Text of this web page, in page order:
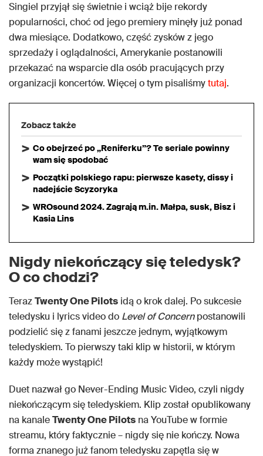
Singiel przyjął się świetnie i wciąż bije rekordy
popularności, choć od jego premiery minęły już ponad
dwa miesiące. Dodatkowo, część zysków z jego
sprzedaży i oglądalności, Amerykanie postanowili
przekazać na wsparcie dla osób pracujących przy
organizacji koncertów. Więcej o tym pisaliśmytutaj.
Zobacz także
Co obejrzeć po „Reniferku”? Te seriale powinny
wam się spodobać
Początki polskiego rapu: pierwsze kasety, dissy i
nadejście Scyzoryka
WROsound 2024. Zagrają m.in. Małpa, susk, Bisz i
Kasia Lins
Nigdy niekończący się teledysk?
O co chodzi?
TerazTwenty One Pilots idą o krok dalej. Po sukcesie
teledysku i lyrics video do Level of Concernpostanowili
podzielić się z fanami jeszcze jednym, wyjątkowym
teledyskiem. To pierwszy taki klip w historii, w którym
każdy może wystąpić!
Duet nazwał go Never-Ending Music Video, czyli nigdy
niekończącym się teledyskiem. Klip został opublikowany
na kanaleTwenty One Pilots na YouTube w formie
streamu, który faktycznie – nigdy się nie kończy. Nowa
forma znanego już fanom teledysku zapętla się w